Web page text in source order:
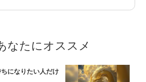
なたにオススメ
ちになりたい人だけ